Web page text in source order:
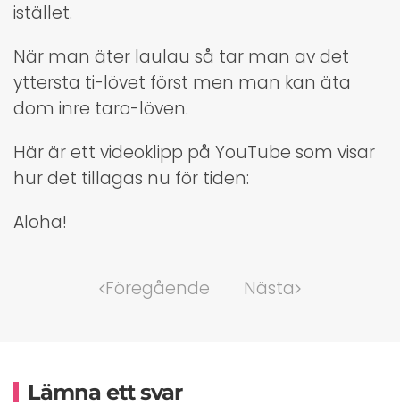
istället.
När man äter laulau så tar man av det
yttersta ti-lövet först men man kan äta
dom inre taro-löven.
Här är ett videoklipp på YouTube som visar
hur det tillagas nu för tiden:
Aloha!
Föregående Nästa
Lämna ett svar